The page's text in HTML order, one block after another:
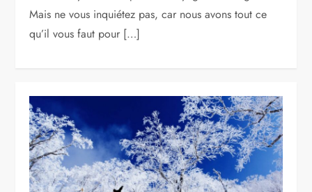
Mais ne vous inquiétez pas, car nous avons tout ce
qu’il vous faut pour […]